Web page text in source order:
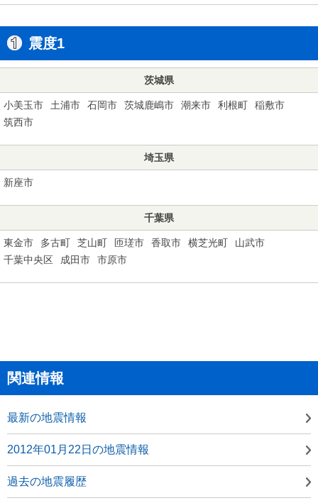
震度1
茨城県
小美玉市 土浦市 石岡市 茨城鹿嶋市 潮来市 利根町
稲敷市
筑西市
埼玉県
新座市
千葉県
東金市 多古町 芝山町 匝瑳市 香取市 横芝光町
山武市
千葉中央区
成田市 市原市
関連情報
最新の地震情報
2012年01月22日の地震情報
過去の地震履歴